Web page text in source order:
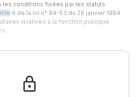
les conditions fixées par les statuts
6 de la loi n° 84-53 du 26 janvier 1984
relatives à la fonction publique